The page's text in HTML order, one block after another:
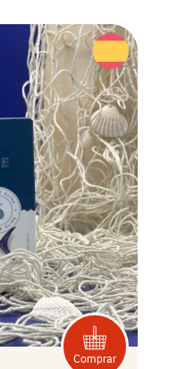
Comprar